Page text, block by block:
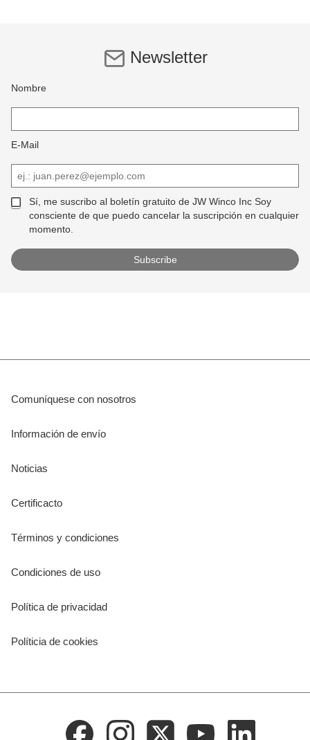
Newsletter
Nombre
E-Mail
Sí, me suscribo al boletín gratuito de JW Winco Inc Soy
consciente de que puedo cancelar la suscripción en cualquier
momento.
Comuníquese con nosotros
Información de envío
Noticias
Certificacto
Términos y condiciones
Condiciones de uso
Política de privacidad
Políticia de cookies